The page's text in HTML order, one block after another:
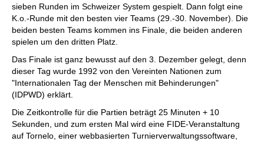
sieben Runden im Schweizer System gespielt. Dann folgt eine
K.o.-Runde mit den besten vier Teams (29.-30. November). Die
beiden besten Teams kommen ins Finale, die beiden anderen
spielen um den dritten Platz.
Das Finale ist ganz bewusst auf den 3. Dezember gelegt, denn
dieser Tag wurde 1992 von den Vereinten Nationen zum
"Internationalen Tag der Menschen mit Behinderungen"
(IDPWD) erklärt.
Die Zeitkontrolle für die Partien beträgt 25 Minuten + 10
Sekunden, und zum ersten Mal wird eine FIDE-Veranstaltung
auf Tornelo, einer webbasierten Turnierverwaltungssoftware,